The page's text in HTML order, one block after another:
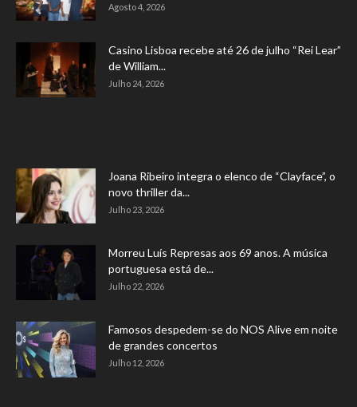
Agosto 4, 2026
Casino Lisboa recebe até 26 de julho “Rei Lear”
de William...
Julho 24, 2026
Joana Ribeiro integra o elenco de “Clayface”, o
novo thriller da...
Julho 23, 2026
Morreu Luís Represas aos 69 anos. A música
portuguesa está de...
Julho 22, 2026
Famosos despedem-se do NOS Alive em noite
de grandes concertos
Julho 12, 2026